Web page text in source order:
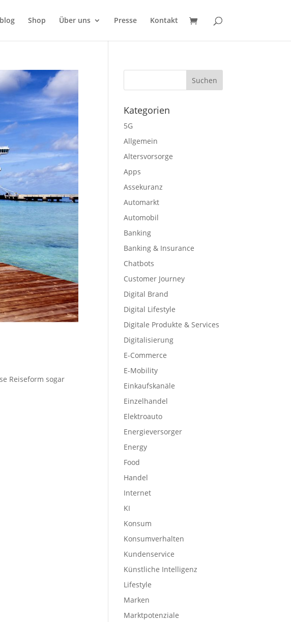
Shop Über uns Presse Kontakt
Reiseform sogar
Kategorien
5G
Allgemein
Altersvorsorge
Apps
Assekuranz
Automarkt
Automobil
Banking
Banking & Insurance
Chatbots
Customer Journey
Digital Brand
Digital Lifestyle
Digitale Produkte & Services
Digitalisierung
E-Commerce
E-Mobility
Einkaufskanäle
Einzelhandel
Elektroauto
Energieversorger
Energy
Food
Handel
Internet
KI
Konsum
Konsumverhalten
Kundenservice
Künstliche Intelligenz
Lifestyle
Marken
Marktpotenziale